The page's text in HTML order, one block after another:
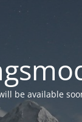
be available